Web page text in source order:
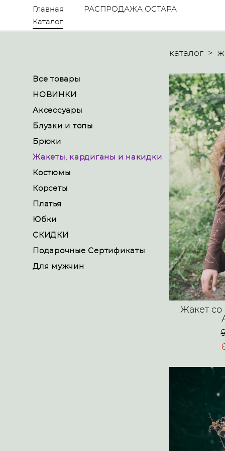
Главная
РАСПРОДАЖА ОСТАРА
Каталог
Все товары
НОВИНКИ
Аксессуары
Блузки и топы
Брюки
Жакеты, кардиганы и накидки
Костюмы
Корсеты
Платья
Юбки
СКИДКИ
Подарочные Сертификаты
Для мужчин
каталог >
Жакет